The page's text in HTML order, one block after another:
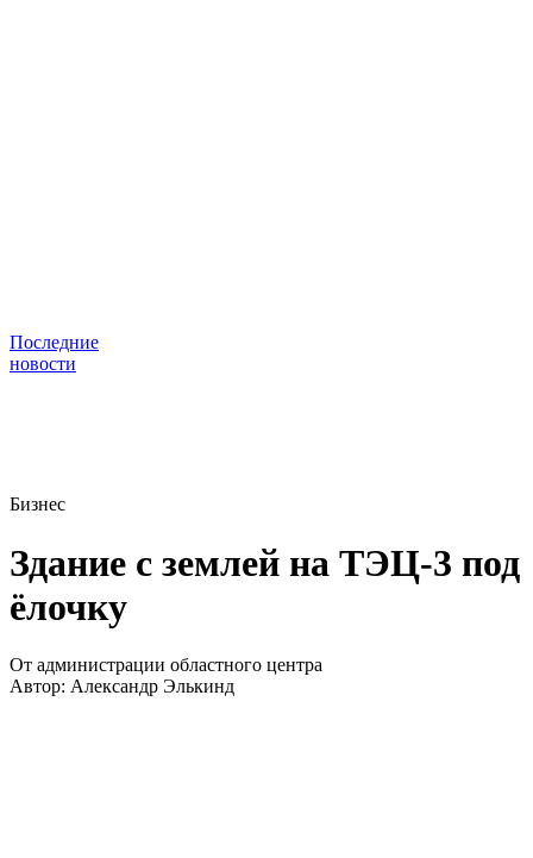
Последние
новости
Бизнес
Здание с землей на ТЭЦ-3 под
ёлочку
От администрации областного центра
Автор: Александр Элькинд